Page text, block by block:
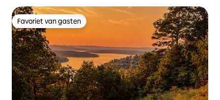
Favoriet van gasten
Favoriet van gasten